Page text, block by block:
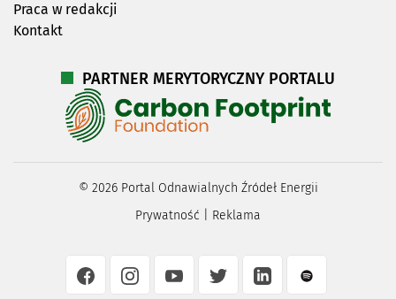
Praca w redakcji
Kontakt
PARTNER MERYTORYCZNY PORTALU
© 2026Portal Odnawialnych Źródeł Energii
Prywatność
Reklama